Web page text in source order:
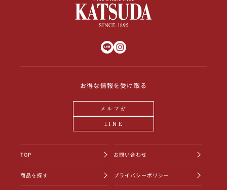
お得な情報を受け取る
メルマガ
LINE
TOP
商品を探す
お問い合わせ
プライバシーポリシー